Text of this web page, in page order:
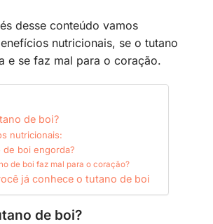
desse conteúdo vamos
nutricionais, se o tutano
e se faz mal para o coração.
de boi?
nutricionais:
de boi engorda?
de boi faz mal para o coração?
já conhece o tutano de boi
de boi?